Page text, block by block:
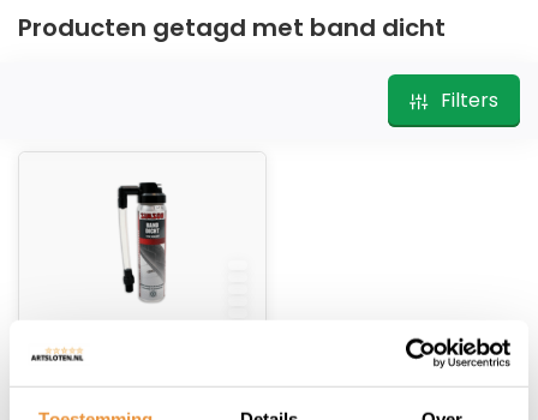
Producten getagd met band dicht
Filters